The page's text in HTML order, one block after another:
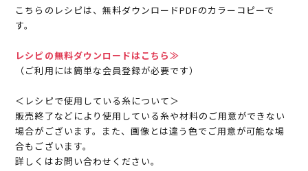
こちらのレシピは、無料ダウンロードPDFのカラーコピーで
す。
レシピの無料ダウンロードはこちら≫
（ご利用には簡単な会員登録が必要です）
＜レシピで使用している糸について＞
販売終了などにより使用している糸や材料のご用意ができない
場合がございます。また、画像とは違う色でご用意が可能な場
合もございます。
詳しくはお問い合わせください。